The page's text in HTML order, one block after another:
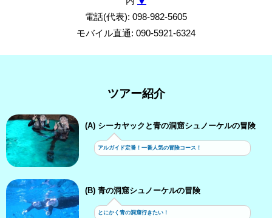
電話(代表): 098-982-5605
モバイル直通: 090-5921-6324
ツアー紹介
(A) シーカヤックと青の洞窟シュノーケルの冒険
アルガイド定番！一番人気の冒険コース！
(B) 青の洞窟シュノーケルの冒険
とにかく青の洞窟行きたい！